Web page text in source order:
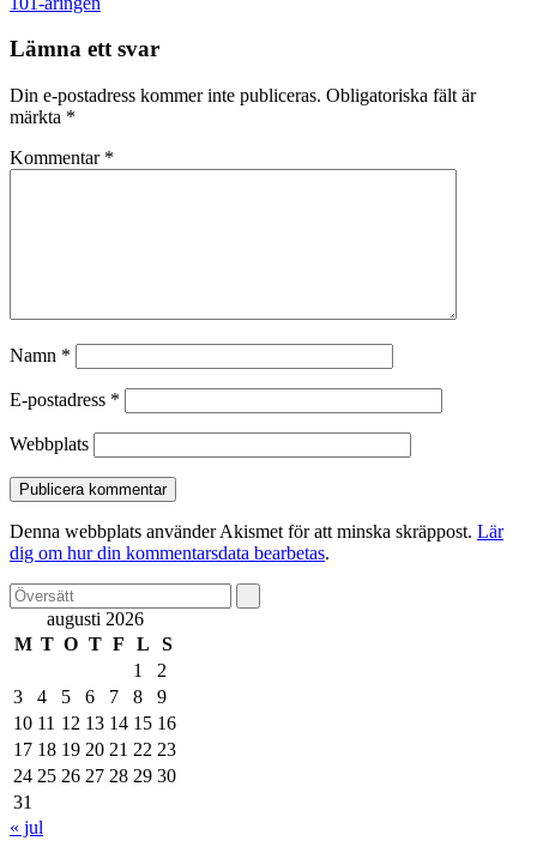
Lämna ett svar
Din e-postadress kommer inte publiceras. Obligatoriska fält är
märkta *
Kommentar *
Namn *
E-postadress *
Webbplats
Denna webbplats använder Akismet för att minska skräppost. Lär
dig om hur din kommentarsdata bearbetas.
augusti 2026
M T O T F L
S
1
2
3
4 5 6 7 8
9
10 11 12 13 14 15 16
17 18 19 20 21 22 23
24 25 26 27 28 29 30
31
« jul